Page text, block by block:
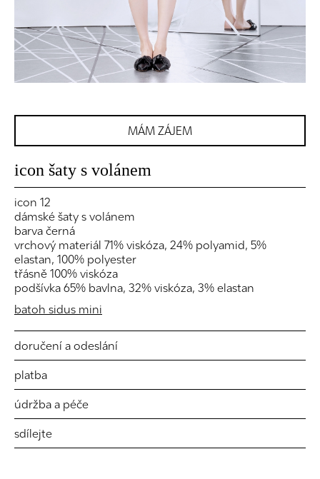
MÁM ZÁJEM
icon šaty s volánem
icon 12
dámské šaty s volánem
barva černá
vrchový materiál 71% viskóza, 24% polyamid, 5%
elastan, 100% polyester
třásně 100% viskóza
podšívka 65% bavlna, 32% viskóza, 3% elastan
batoh sidus mini
doručení a odeslání
platba
údržba a péče
sdílejte